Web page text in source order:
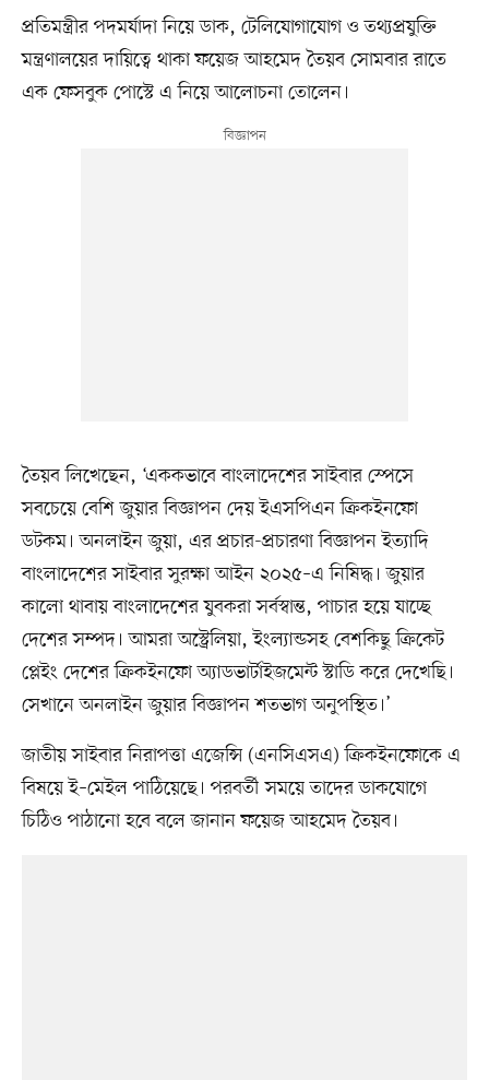
প্রতিমন্ত্রীর পদমর্যাদা নিয়ে ডাক, টেলিযোগাযোগ ও তথ্যপ্রযুক্তি
মন্ত্রণালয়ের দায়িত্বে থাকা ফয়েজ আহমেদ তৈয়ব সোমবার রাতে
এক ফেসবুক পোস্টে এ নিয়ে আলোচনা তোলেন।
তৈয়ব লিখেছেন, ‘এককভাবে বাংলাদেশের সাইবার স্পেসে
সবচেয়ে বেশি জুয়ার বিজ্ঞাপন দেয় ইএসপিএন ক্রিকইনফো
ডটকম। অনলাইন জুয়া, এর প্রচার-প্রচারণা বিজ্ঞাপন ইত্যাদি
বাংলাদেশের সাইবার সুরক্ষা আইন ২০২৫–এ নিষিদ্ধ। জুয়ার
কালো থাবায় বাংলাদেশের যুবকরা সর্বস্বান্ত, পাচার হয়ে যাচ্ছে
দেশের সম্পদ। আমরা অস্ট্রেলিয়া, ইংল্যান্ডসহ বেশকিছু ক্রিকেট
প্লেইং দেশের ক্রিকইনফো অ্যাডভার্টাইজমেন্ট স্টাডি করে দেখেছি।
সেখানে অনলাইন জুয়ার বিজ্ঞাপন শতভাগ অনুপস্থিত।’
জাতীয় সাইবার নিরাপত্তা এজেন্সি (এনসিএসএ) ক্রিকইনফোকে এ
বিষয়ে ই–মেইল পাঠিয়েছে। পরবর্তী সময়ে তাদের ডাকযোগে
চিঠিও পাঠানো হবে বলে জানান ফয়েজ আহমেদ তৈয়ব।